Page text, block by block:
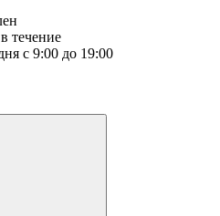
течение
с 9:00 до 19:00